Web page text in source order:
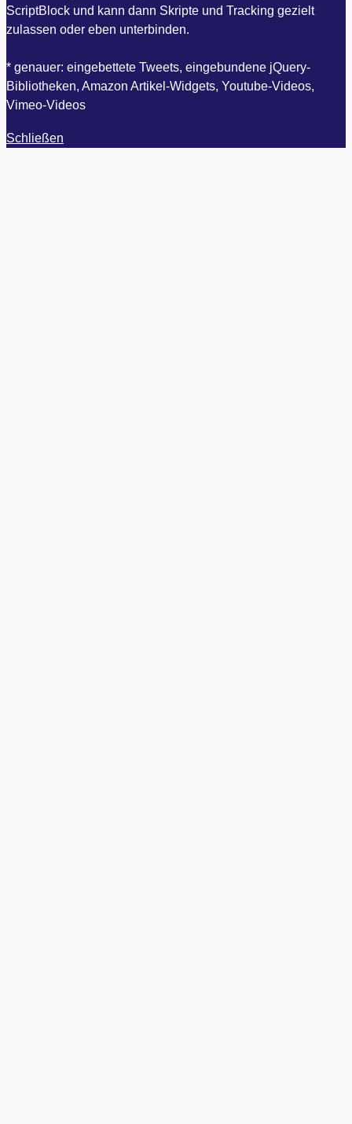
ScriptBlock und kann dann Skripte und Tracking gezielt
zulassen oder eben unterbinden.
* genauer: eingebettete Tweets, eingebundene jQuery-
Bibliotheken, Amazon Artikel-Widgets, Youtube-Videos,
Vimeo-Videos
Schließen